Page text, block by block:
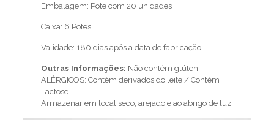
Embalagem: Pote com 20 unidades
Caixa: 6 Potes
Validade: 180 dias após a data de fabricação
Outras Informações: Não contém glúten.
ALÉRGICOS: Contém derivados do leite / Contém
Lactose.
Armazenar em local seco, arejado e ao abrigo de luz